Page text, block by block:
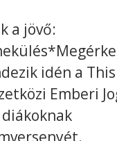
minket
Impresszum
a jövő:
idén a
Emberi